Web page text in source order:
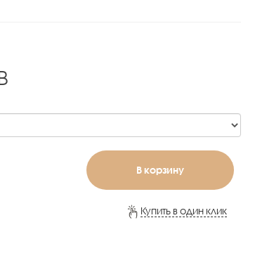
В корзину
Купить в один клик